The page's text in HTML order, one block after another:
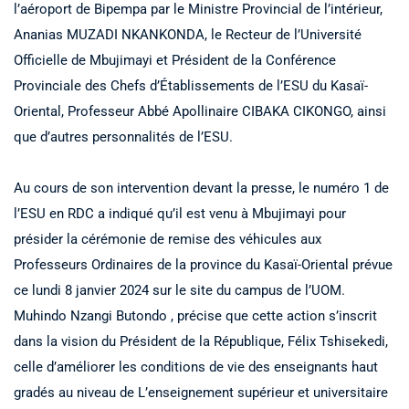
l’aéroport de Bipempa par le Ministre Provincial de l’intérieur,
Ananias MUZADI NKANKONDA, le Recteur de l’Université
Officielle de Mbujimayi et Président de la Conférence
Provinciale des Chefs d’Établissements de l’ESU du Kasaï-
Oriental, Professeur Abbé Apollinaire CIBAKA CIKONGO, ainsi
que d’autres personnalités de l’ESU.
Au cours de son intervention devant la presse, le numéro 1 de
l’ESU en RDC a indiqué qu’il est venu à Mbujimayi pour
présider la cérémonie de remise des véhicules aux
Professeurs Ordinaires de la province du Kasaï-Oriental prévue
ce lundi 8 janvier 2024 sur le site du campus de l’UOM.
Muhindo Nzangi Butondo , précise que cette action s’inscrit
dans la vision du Président de la République, Félix Tshisekedi,
celle d’améliorer les conditions de vie des enseignants haut
gradés au niveau de L’enseignement supérieur et universitaire